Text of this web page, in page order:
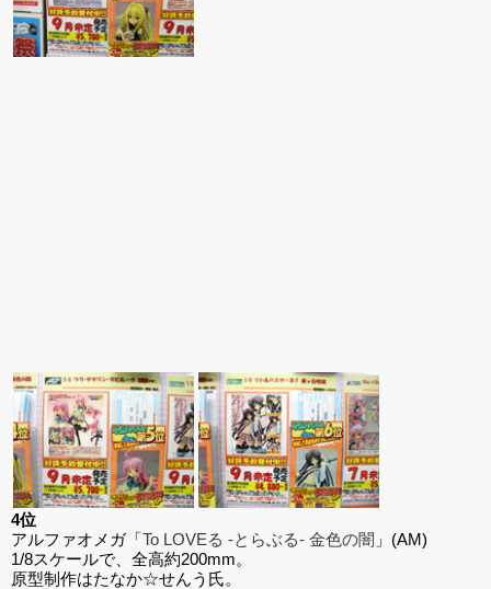
4位
アルファオメガ「To LOVEる -とらぶる- 金色の闇 」(AM)
1/8スケールで、全高約200mm。
原型制作はたなか☆せんう氏。